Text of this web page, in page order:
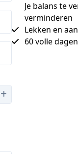
Je balans te
verminderen
Lekken en
60 volle